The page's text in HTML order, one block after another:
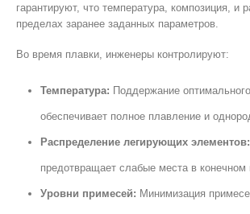
гарантируют, что температура, композиция, и
пределах заранее заданных параметров.
Во время плавки, инженеры контролируют:
Температура: Поддержание
обеспечивает полное плавление и
Распределение легирующих элементов:
предотвращает слабые места в конечном
Уровни примесей: Минимизация